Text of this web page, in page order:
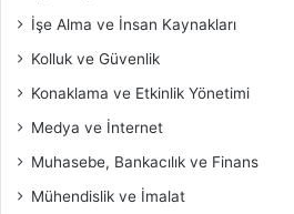
İşe Alma ve İnsan Kaynakları
Kolluk ve Güvenlik
Konaklama ve Etkinlik Yönetimi
Medya ve İnternet
Muhasebe, Bankacılık ve Finans
Mühendislik ve İmalat